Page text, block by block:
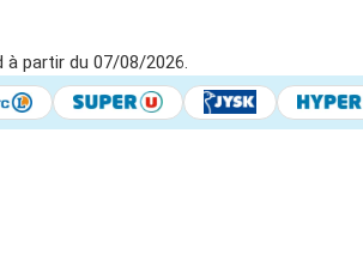
à partir du 07/08/2026.